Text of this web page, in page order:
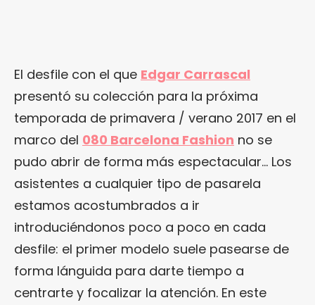
El desfile con el que Edgar Carrascal
presentó su colección para la próxima
temporada de primavera / verano 2017 en el
marco del 080 Barcelona Fashion no se
pudo abrir de forma más espectacular… Los
asistentes a cualquier tipo de pasarela
estamos acostumbrados a ir
introduciéndonos poco a poco en cada
desfile: el primer modelo suele pasearse de
forma lánguida para darte tiempo a
centrarte y focalizar la atención. En este